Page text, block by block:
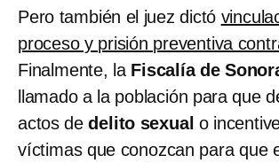
Pero también el juez dictó
proceso y prisión preventiva
Finalmente, laFiscalía de
llamado a la población para que
actos de delito sexual o
víctimas que conozcan para que